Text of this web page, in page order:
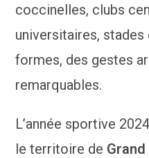
coccinelles, clubs
universitaires, stades
formes, des gestes
remarquables.
L’année sportive
le territoire de